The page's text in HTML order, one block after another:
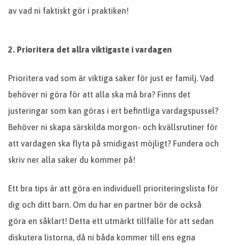
av vad ni faktiskt gör i praktiken!
2. Prioritera det allra viktigaste i vardagen
Prioritera vad som är viktiga saker för just er familj. Vad
behöver ni göra för att alla ska må bra? Finns det
justeringar som kan göras i ert befintliga vardagspussel?
Behöver ni skapa särskilda morgon- och kvällsrutiner för
att vardagen ska flyta på smidigast möjligt? Fundera och
skriv ner alla saker du kommer på!
Ett bra tips är att göra en individuell prioriteringslista för
dig och ditt barn. Om du har en partner bör de också
göra en såklart! Detta ett utmärkt tillfälle för att sedan
diskutera listorna, då ni båda kommer till ens egna